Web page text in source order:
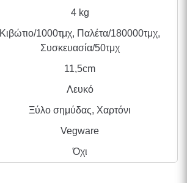
4 kg
Κιβώτιο/1000τμχ, Παλέτα/180000τμχ,
Συσκευασία/50τμχ
11,5cm
Λευκό
Ξύλο σημύδας, Χαρτόνι
Vegware
Όχι